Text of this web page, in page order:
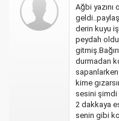
Ağbi yazını
derin kuyu
peydah
durmadan
sapanlarken
kime
sesini şimdi
2 dakkaya
senin gibi